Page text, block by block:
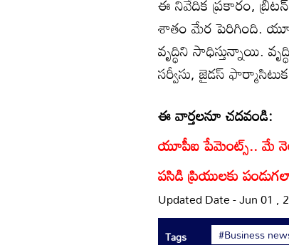
శాతం మేర పెరిగింది.
వృద్ధిని సాధిస్తున్నాయి.
సర్వీసు, జైడస్
ఈ వార్తలనూ చదవండి:
యూపీఐ పేమెంట్స్.. మే
పసిడి ప్రియులకు
Updated Date - Jun 01 ,
Tags #Business